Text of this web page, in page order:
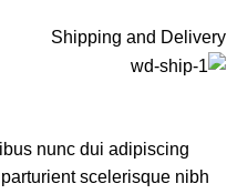
Shipping and Delivery
nunc dui adipiscing
scelerisque nibh